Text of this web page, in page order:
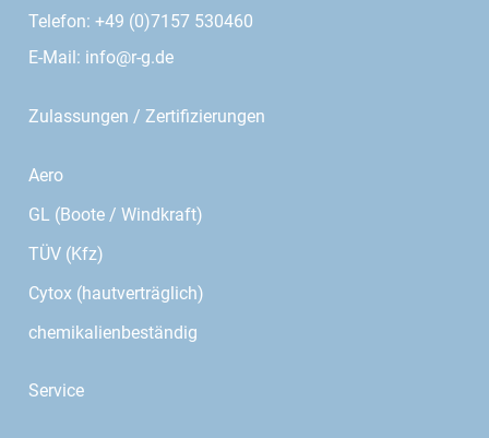
Telefon: +49 (0)7157 530460
E-Mail: info@r-g.de
Zulassungen / Zertifizierungen
Aero
GL (Boote / Windkraft)
TÜV (Kfz)
Cytox (hautverträglich)
chemikalienbeständig
Service